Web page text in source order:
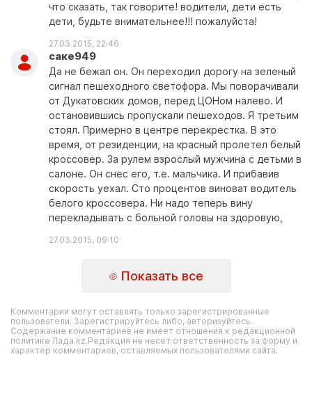
что сказать, так говорите! водители, дети есть
дети, будьте внимательнее!!! пожалуйста!
27.03.2015, 22:46
саке949
Да не бежал он. Он переходил дорогу на зеленый
сигнал пешеходного светофора. Мы поворачивали
от Дукатовских домов, перед ЦОНом налево. И
остановившись пропускали пешеходов. Я третьим
стоял. Примерно в центре перекрестка. В это
время, от резиденции, на красный пролетел белый
кроссовер. За рулем взрослый мужчина с детьми в
салоне. Он снес его, т.е. мальчика. И прибавив
скорость уехал. Сто процентов виноват водитель
белого кроссовера. Ни надо теперь вину
перекладывать с больной головы на здоровую,
27.03.2015, 09:10
Показать все
Комментарии могут оставлять только зарегистрированные
пользователи. Зарегистрируйтесь либо, авторизуйтесь.
Содержание комментариев не имеет отношения к редакционной
политике Лада.kz.Редакция не несет ответственность за форму и
характер комментариев, оставляемых пользователями сайта.